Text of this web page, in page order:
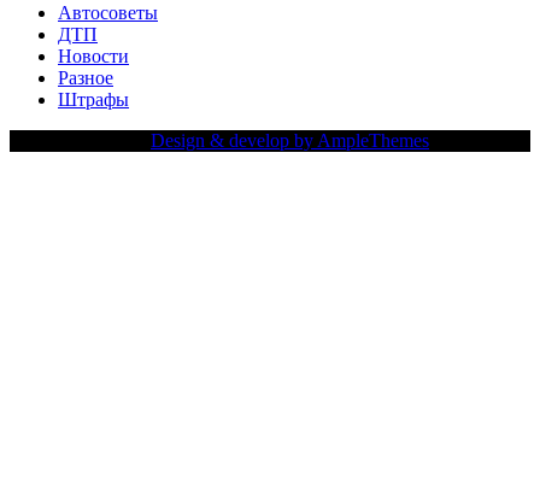
Автосоветы
ДТП
Новости
Разное
Штрафы
Design & develop by AmpleThemes